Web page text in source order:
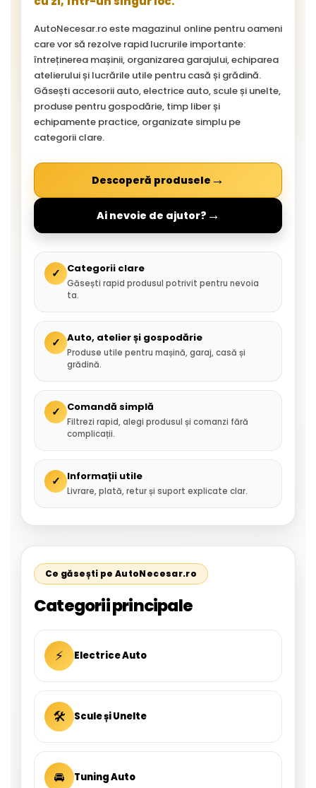
AutoNecesar.ro este magazinul online pentru oameni
care vor să rezolve rapid lucrurile importante:
întreținerea mașinii, organizarea garajului, echiparea
atelierului și lucrările utile pentru casă și grădină.
Găsești accesorii auto, electrice auto, scule și unelte,
produse pentru gospodărie, timp liber și
echipamente practice, organizate simplu pe
categorii clare.
Descoperă produsele →
Ai nevoie de ajutor? →
✓ Categorii clare
Găsești rapid produsul potrivit pentru nevoia
ta.
✓ Auto, atelier și gospodărie
Produse utile pentru mașină, garaj, casă și
grădină.
✓ Comandă simplă
Filtrezi rapid, alegi produsul și comanzi fără
complicații.
✓ Informații utile
Livrare, plată, retur și suport explicate clar.
Ce găsești pe AutoNecesar.ro
Categorii principale
⚡ Electrice Auto
🛠 Scule și Unelte
🚘 Tuning Auto